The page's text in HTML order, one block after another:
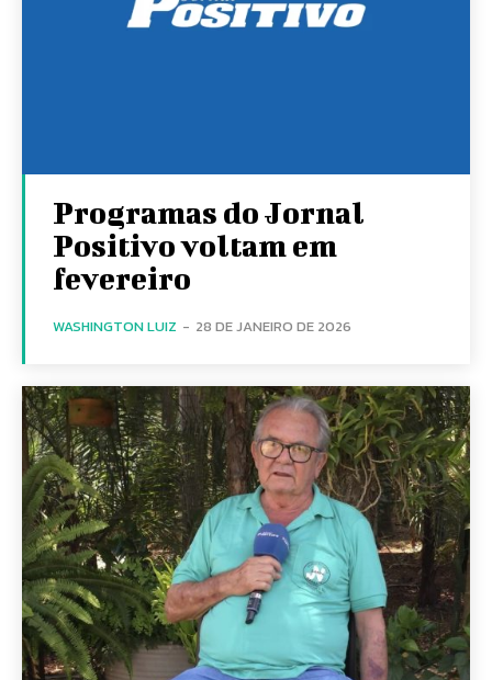
Programas do Jornal
Positivo voltam em
fevereiro
WASHINGTON LUIZ - 28 DE JANEIRO DE 2026